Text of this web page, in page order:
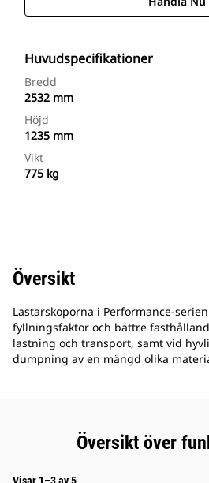
Huvudspecifikationer
Bredd
2532 mm
Höjd
1235 mm
Vikt
775 kg
Översikt
Lastarskoporna i Performance-
fyllningsfaktor och bättre
lastning och transport, samt vid
dumpning av en mängd olika
Översikt över